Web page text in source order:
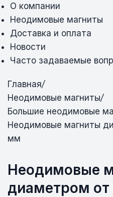
О компании
Неодимовые магниты
Доставка и оплата
Новости
Часто задаваемые
Главная/
Неодимовые магниты/
Большие неодимовые
Неодимовые магниты
мм
Неодимовые
диаметром